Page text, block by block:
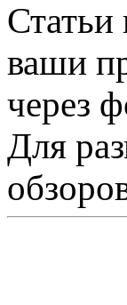
Статьи
ваши
через
Для